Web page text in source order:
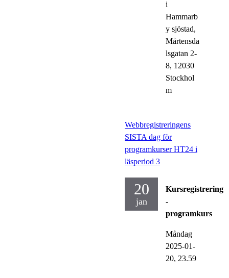
i
Hammarb
y sjöstad,
Mårtensda
lsgatan 2-
8, 12030
Stockhol
m
Webbregistreringens
SISTA dag för
programkurser HT24 i
läsperiod 3
20
jan
Kursregistrering
-
programkurs
Måndag
2025-01-
20, 23.59